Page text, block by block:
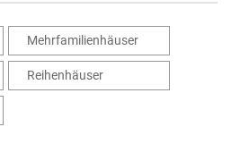
Mehrfamilienhäuser
Reihenhäuser